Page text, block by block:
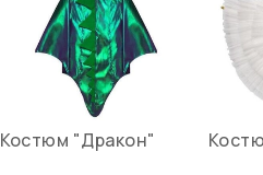
Костюм "Дракон"